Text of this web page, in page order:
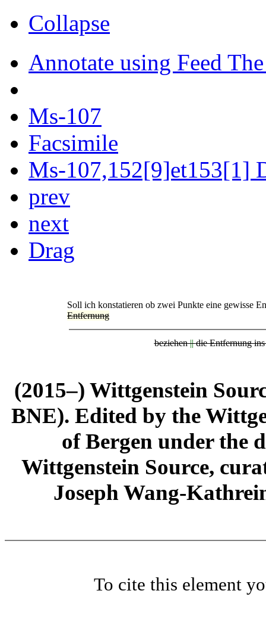
Collapse
Annotate using Feed
Ms-107
Facsimile
Ms-107,152[9]et153[1]
prev
next
Drag
Soll ich konstatieren ob zwei Punkte eine gewisse
Entfernung
beziehen||die Entfernung
(2015–) Wittgenstein
BNE). Edited by the
of Bergen under the
Wittgenstein Source,
Joseph Wang-
To cite this element